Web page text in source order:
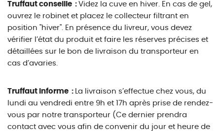
Truffaut conseille : Videz la cuve en hiver. En cas de gel,
ouvrez le robinet et placez le collecteur filtrant en
position "hiver". En présence du livreur, vous devez
vérifier l’état du produit et faire les réserves précises et
détaillées sur le bon de livraison du transporteur en
cas d’avaries.
Truffaut informe : La livraison s’effectue chez vous, du
lundi au vendredi entre 9h et 17h après prise de rendez-
vous par notre transporteur (Ce dernier prendra
contact avec vous afin de convenir du jour et heure de